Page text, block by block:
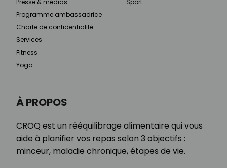
À PROPOS
CROQ est un rééquilibrage alimentaire qui vous
aide à planifier vos repas selon 3 objectifs :
minceur, maladie chronique, étapes de vie.
Programme ambassadrice
Charte de confidentialité
Services
Fitness
Yoga